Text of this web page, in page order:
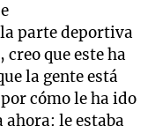
parte deportiva
que este ha
la gente está
cómo le ha ido
ahora: le estaba